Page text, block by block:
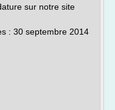
sur notre site
: 30 septembre 2014